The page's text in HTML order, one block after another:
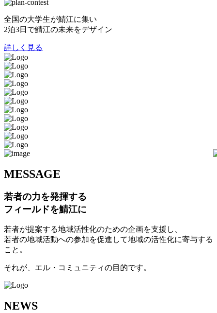
全国の大学生が鯖江に集い
2泊3日で鯖江の未来をデザイン
詳しく見る
MESSAGE
若者の力を発揮する
フィールドを鯖江に
若者が提案する地域活性化のための企画を支援し、
若者の地域活動への参加を促進して地域の活性化に寄与する
こと。
それが、エル・コミュニティの目的です。
NEWS